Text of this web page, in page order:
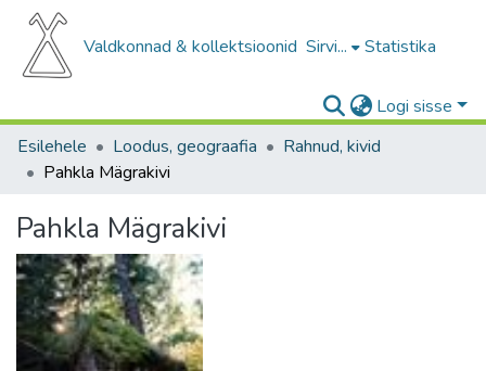
Valdkonnad & kollektsioonid Sirvi... Statistika
Logi sisse
Esilehele
Loodus, geograafia
Rahnud, kivid
Pahkla Mägrakivi
Pahkla Mägrakivi